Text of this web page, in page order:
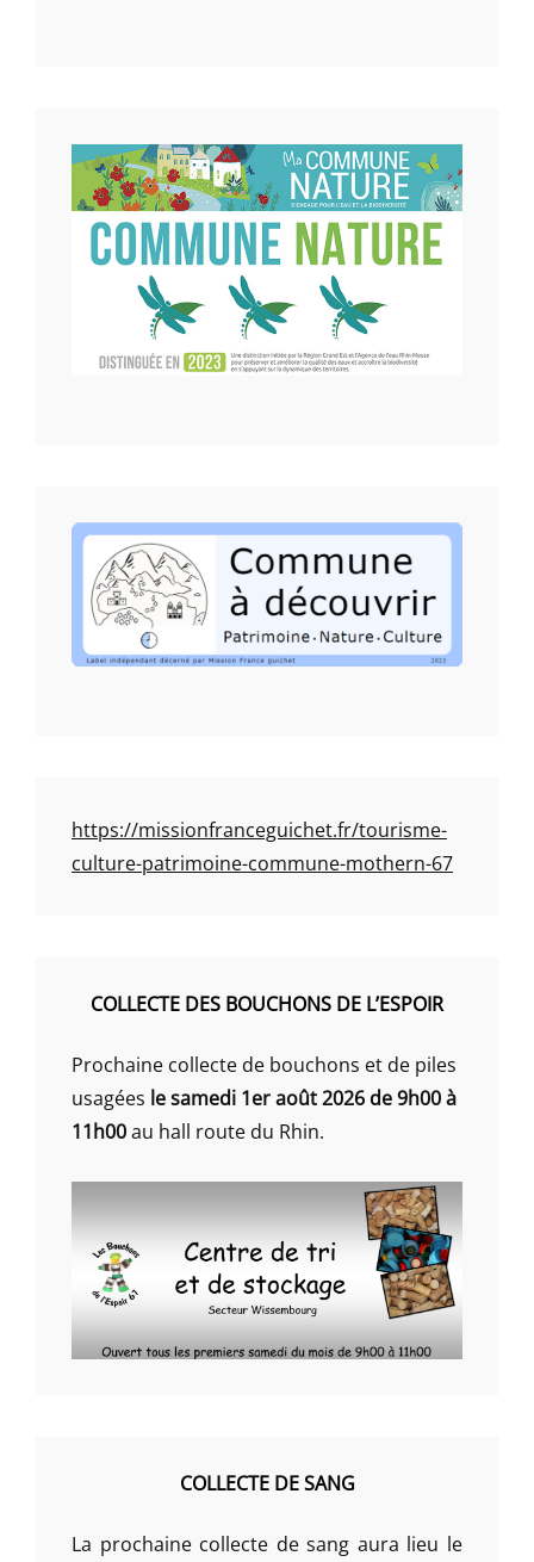
https://missionfranceguichet.fr/tourisme-
culture-patrimoine-commune-mothern-67
COLLECTE DES BOUCHONS DE L’ESPOIR
Prochaine collecte de bouchons et de piles
usagées le samedi 1er août 2026 de 9h00 à
11h00au hall route du Rhin.
COLLECTE DE SANG
La prochaine collecte de sang aura lieu le